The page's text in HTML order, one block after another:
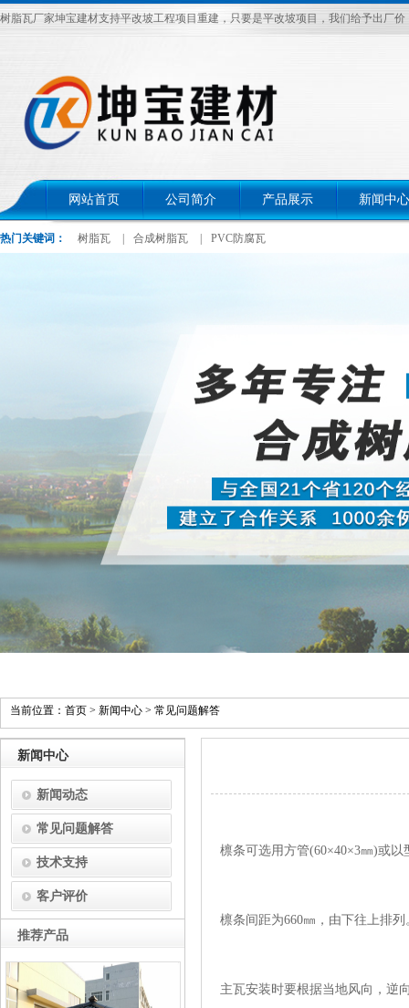
树脂瓦厂家坤宝建材支持平改坡工程项目重建，只要是平改坡项目，我们给予出厂价
网站首页 公司简介 产品展示 新闻中心
热门关键词： 树脂瓦 合成树脂瓦 PVC防腐瓦
当前位置： 首页 > 新闻中心 > 常见问题解答
檩条可选用方管(60×40×3㎜)或以
檩条间距为660㎜，由下往上排列
主瓦安装时要根据当地风向，逆
新闻中心
新闻动态
常见问题解答
技术支持
客户评价
推荐产品